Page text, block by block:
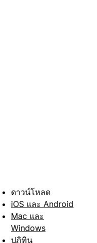
ดาวน์โหลด
iOS และ Android
Mac และ
Windows
ปฏิทิน